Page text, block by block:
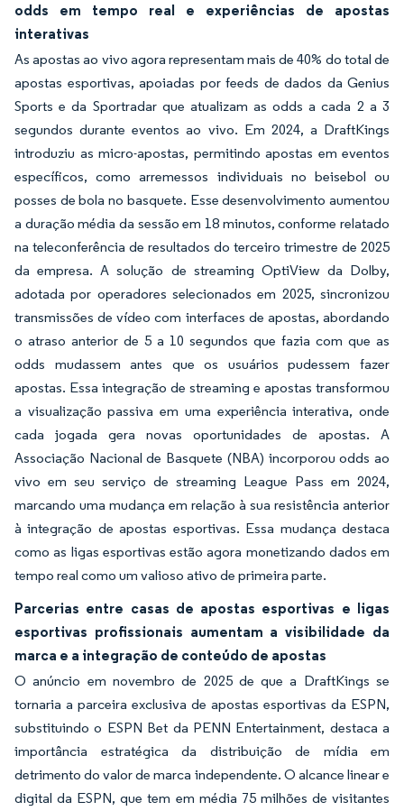
odds em tempo real e experiências de apostas
interativas
As apostas ao vivo agora representam mais de 40% do total de
apostas esportivas, apoiadas por feeds de dados da Genius
Sports e da Sportradar que atualizam as odds a cada 2 a 3
segundos durante eventos ao vivo. Em 2024, a DraftKings
introduziu as micro-apostas, permitindo apostas em eventos
específicos, como arremessos individuais no beisebol ou
posses de bola no basquete. Esse desenvolvimento aumentou
a duração média da sessão em 18 minutos, conforme relatado
na teleconferência de resultados do terceiro trimestre de 2025
da empresa. A solução de streaming OptiView da Dolby,
adotada por operadores selecionados em 2025, sincronizou
transmissões de vídeo com interfaces de apostas, abordando
o atraso anterior de 5 a 10 segundos que fazia com que as
odds mudassem antes que os usuários pudessem fazer
apostas. Essa integração de streaming e apostas transformou
a visualização passiva em uma experiência interativa, onde
cada jogada gera novas oportunidades de apostas. A
Associação Nacional de Basquete (NBA) incorporou odds ao
vivo em seu serviço de streaming League Pass em 2024,
marcando uma mudança em relação à sua resistência anterior
à integração de apostas esportivas. Essa mudança destaca
como as ligas esportivas estão agora monetizando dados em
tempo real como um valioso ativo de primeira parte.
Parcerias entre casas de apostas esportivas e ligas
esportivas profissionais aumentam a visibilidade da
marca e a integração de conteúdo de apostas
O anúncio em novembro de 2025 de que a DraftKings se
tornaria a parceira exclusiva de apostas esportivas da ESPN,
substituindo o ESPN Bet da PENN Entertainment, destaca a
importância estratégica da distribuição de mídia em
detrimento do valor de marca independente. O alcance linear e
digital da ESPN, que tem em média 75 milhões de visitantes